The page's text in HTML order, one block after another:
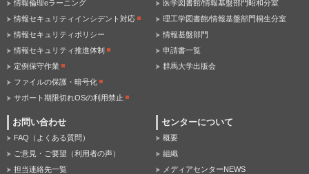
情報倫理eラーニング
情報セキュリティインシデント対応
情報セキュリティポリシー
情報セキュリティ推進体制
定例保守作業
ファイルの保護・暗号化
サポート期限切れOSの利用禁止
医学図書館/情報基盤部門昭和分室
理工学図書館/情報基盤部門桐生分室
情報基盤部門
申請書一覧
群馬大学出版会
お問い合わせ
FAQ（よくある質問）
ご意見・ご要望（利用者の声）
担当連絡先一覧
センターについて
概要
組織
メディアセンターNEWS